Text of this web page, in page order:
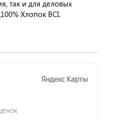
так и для деловых
Хлопок BCI.